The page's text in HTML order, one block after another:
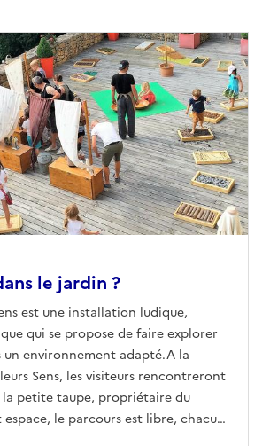
le jardin ?
est une installation ludique,
qui se propose de faire explorer
un environnement adapté.A la
Sens, les visiteurs rencontreront
la petite taupe, propriétaire du
le parcours est libre, chacun